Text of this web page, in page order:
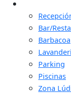
Bar/
Barbacoa
Parking
Piscinas
Zona